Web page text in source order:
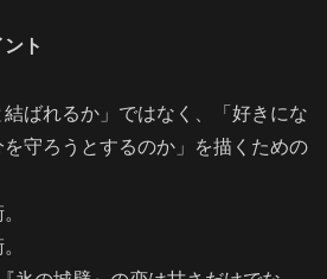
ト
ばれるか」ではなく、「好きにな
守ろうとするのか」を描くための